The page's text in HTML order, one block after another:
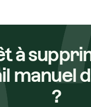
à
manuel
?